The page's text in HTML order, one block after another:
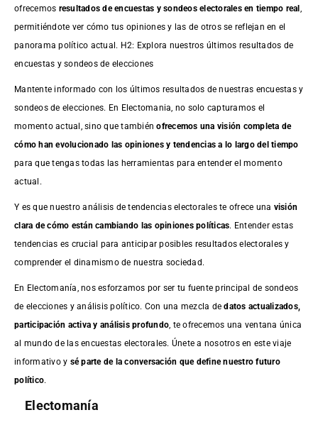
ofrecemos resultados deencuestas y sondeos electorales en tiempo real
permitiéndote ver cómo tus opiniones y las de otros se reflejan en el
panorama político actual. H2: Explora nuestros últimos resultados de
encuestas y sondeos de elecciones
Mantente informado con los últimos resultados de nuestras encuestasy
sondeos de elecciones. En Electomania, no solo capturamos el
momento actual, sino que tambiénofrecemos una visión completa de
cómo han evolucionado las opiniones y tendencias a lo largo del tiempo
para que tengas todas las herramientas para entender el momento
actual.
Y es que nuestro análisis de tendencias electorales te ofrece una visión
clara de cómo están cambiando las opiniones políticas. Entender estas
tendencias es crucial para anticipar posibles resultados electorales y
comprender el dinamismo de nuestra sociedad.
En Electomanía, nos esforzamos por ser tu fuente principal de sondeos
de elecciones y análisis político. Con una mezcla dedatos actualizados,
participación activa y análisis profundo , te ofrecemos una ventana única
al mundo de las encuestas electorales. Únete a nosotros en este viaje
informativo y sé parte de la conversación que define nuestro futuro
político.
Electomanía